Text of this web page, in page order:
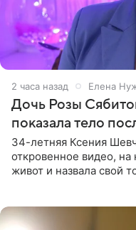
2 часа назад Елена
Дочь Розы
показала тело
34-летняя Ксения
откровенное видео,
живот и назвала свой